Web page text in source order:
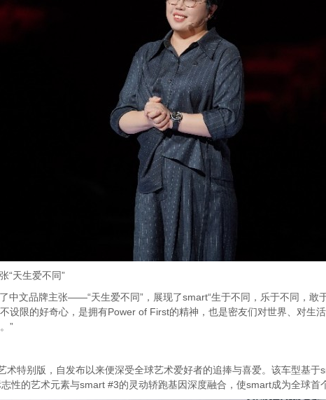
“天生爱不同”
中文品牌主张——“天生爱不同”，展现了smart“生于不同，乐于不同，敢
设限的好奇心，是拥有Power of First的精神，也是密友们对世界、对生
”
特别版，自发布以来便深受全球艺术爱好者的追捧与喜爱。该车型基于
性的艺术元素与smart #3的灵动轿跑基因深度融合，使smart成为全球首